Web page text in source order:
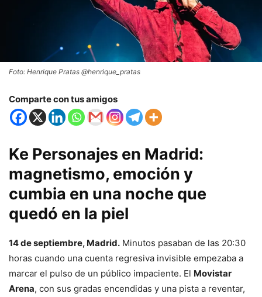
Foto: Henrique Pratas @henrique_pratas
Comparte con tus amigos
Ke Personajes en Madrid:
magnetismo, emoción y
cumbia en una noche que
quedó en la piel
14 de septiembre, Madrid. Minutos pasaban de las 20:30
horas cuando una cuenta regresiva invisible empezaba a
marcar el pulso de un público impaciente. El Movistar
Arena, con sus gradas encendidas y una pista a reventar,